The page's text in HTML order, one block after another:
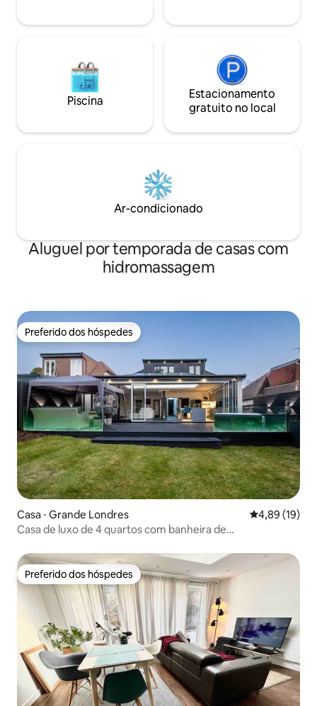
com 50% de desconto perguntar a
Piscina
Estacionamento
gratuito no local
Ar-condicionado
Aluguel por temporada de casas com
hidromassagem
Preferido dos hóspedes
Preferido dos hóspedes
Casa ⋅ Grande Londres 4,89 de uma
4,89 (19)
Casa de luxo de 4 quartos com banheira de
Preferido dos hóspedes
Preferido dos hóspedes